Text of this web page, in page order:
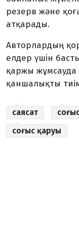
резерв және
атқарады.
Авторлардың
елдер үшін
қаржы жұмсауда
қаншалықты
саясат
соғыс қаруы